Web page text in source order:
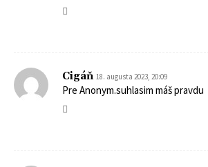
Cigáň 18. augusta 2023, 20:09
Pre Anonym.suhlasim máš pravdu